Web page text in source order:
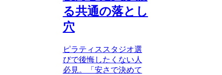
る共通の落とし
穴
ピラティススタジオ選
びで後悔したくない人
必見。「安さで決めて